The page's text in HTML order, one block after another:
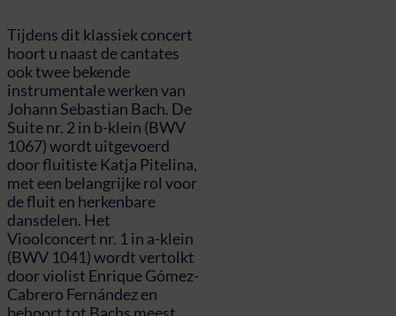
Tijdens dit klassiek concert
hoort u naast de cantates
ook twee bekende
instrumentale werken van
Johann Sebastian Bach. De
Suite nr. 2 in b-klein (BWV
1067) wordt uitgevoerd
door fluitiste Katja Pitelina,
met een belangrijke rol voor
de fluit en herkenbare
dansdelen. Het
Vioolconcert nr. 1 in a-klein
(BWV 1041) wordt vertolkt
door violist Enrique Gómez-
Cabrero Fernández en